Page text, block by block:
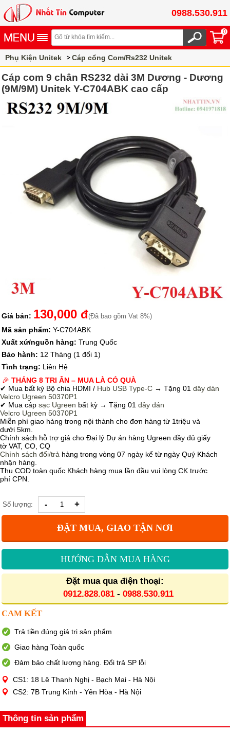
0988.530.911
0
Phụ Kiện Unitek Cáp cổng Com/Rs232 Unitek
Cáp com 9 chân RS232 dài 3M Dương - Dương
(9M/9M) Unitek Y-C704ABK cao cấp
Giá bán: 130,000 đ(Đã bao gồm Vat 8%)
Mã sản phẩm: Y-C704ABK
Xuất xứ/nguồn hàng: Trung Quốc
Bảo hành: 12 Tháng (1 đổi 1)
Tình trạng: Liên Hệ
🎉 THÁNG 8 TRI ÂN – MUA LÀ CÓ QUÀ
✔ Mua bất kỳ Bộ chia HDMI / Hub USB Type-C → Tặng 01 dây dán
Velcro Ugreen 50370P1
✔ Mua cáp sạc Ugreen bất kỳ → Tặng 01 dây dán
Velcro Ugreen 50370P1
Miễn phí giao hàng trong nội thành cho đơn hàng từ 1triệu và
dưới 5km.
Chính sách hỗ trợ giá cho Đại lý Dự án hàng Ugreen đầy đủ giấy
tờ VAT, CO, CQ
Chính sách đổi/trả hàng trong vòng 07 ngày kể từ ngày Quý Khách
nhận hàng.
Thu COD toàn quốc Khách hàng mua lần đầu vui lòng CK trước
phí CPN.
Số lượng: - +
ĐẶT MUA, GIAO TẬN NƠI
HƯỚNG DẪN MUA HÀNG
Đặt mua qua điện thoại:
0912.828.081 - 0988.530.911
CAM KẾT
Trả tiền đúng giá trị sản phẩm
Giao hàng Toàn quốc
Đảm bảo chất lượng hàng. Đổi trả SP lỗi
CS1: 18 Lê Thanh Nghị - Bạch Mai - Hà Nội
CS2: 7B Trung Kính - Yên Hòa - Hà Nội
Thông tin sản phẩm